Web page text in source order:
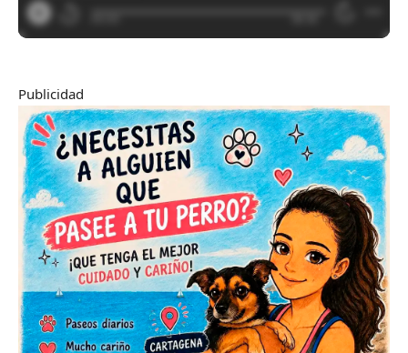
Publicidad